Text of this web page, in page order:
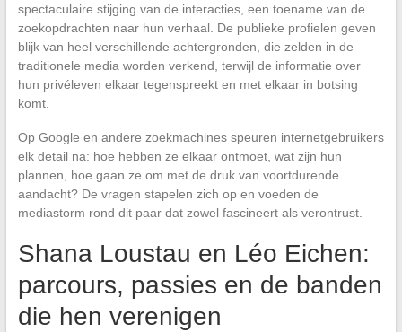
spectaculaire stijging van de interacties, een toename van de
zoekopdrachten naar hun verhaal. De publieke profielen geven
blijk van heel verschillende achtergronden, die zelden in de
traditionele media worden verkend, terwijl de informatie over
hun privéleven elkaar tegenspreekt en met elkaar in botsing
komt.
Op Google en andere zoekmachines speuren internetgebruikers
elk detail na: hoe hebben ze elkaar ontmoet, wat zijn hun
plannen, hoe gaan ze om met de druk van voortdurende
aandacht? De vragen stapelen zich op en voeden de
mediastorm rond dit paar dat zowel fascineert als verontrust.
Shana Loustau en Léo Eichen:
parcours, passies en de banden
die hen verenigen